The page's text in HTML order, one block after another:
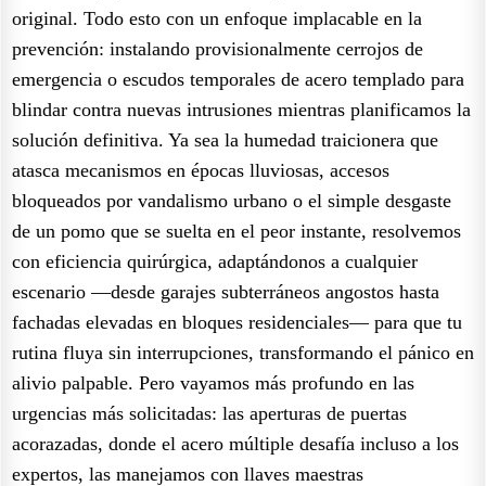
original. Todo esto con un enfoque implacable en la
prevención: instalando provisionalmente cerrojos de
emergencia o escudos temporales de acero templado para
blindar contra nuevas intrusiones mientras planificamos la
solución definitiva. Ya sea la humedad traicionera que
atasca mecanismos en épocas lluviosas, accesos
bloqueados por vandalismo urbano o el simple desgaste
de un pomo que se suelta en el peor instante, resolvemos
con eficiencia quirúrgica, adaptándonos a cualquier
escenario —desde garajes subterráneos angostos hasta
fachadas elevadas en bloques residenciales— para que tu
rutina fluya sin interrupciones, transformando el pánico en
alivio palpable. Pero vayamos más profundo en las
urgencias más solicitadas: las aperturas de puertas
acorazadas, donde el acero múltiple desafía incluso a los
expertos, las manejamos con llaves maestras